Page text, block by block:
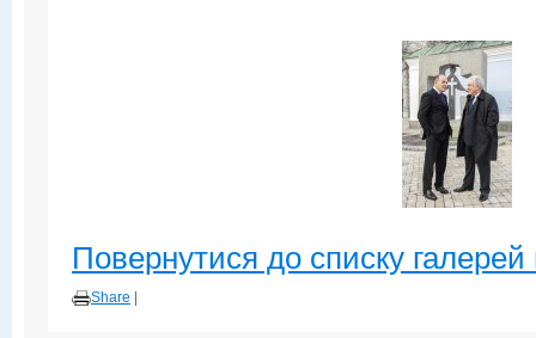
Повернутися до списку галерей
Share